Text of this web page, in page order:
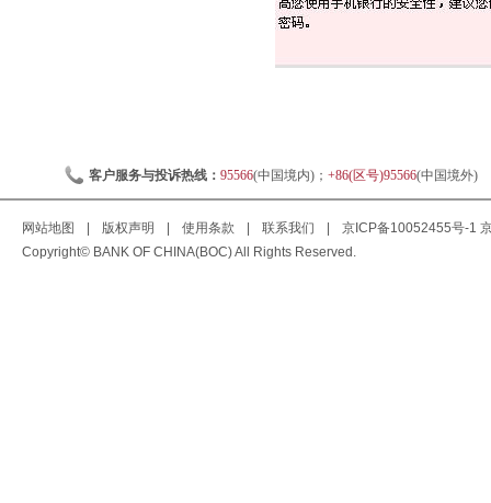
客户服务与投诉热线： 95566(中国境内)； +86(区号)95566(中国境外)
网站地图 版权声明 使用条款 联系我们 京ICP备10052455号-1
Copyright© BANK OF CHINA(BOC) All Rights Reserved.